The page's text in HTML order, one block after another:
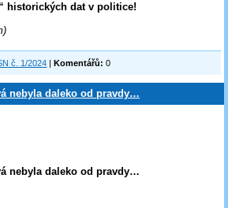
historických dat v politice!
č. 1/2024 Komentářů: 0
nebyla daleko od pravdy…
nebyla daleko od pravdy…